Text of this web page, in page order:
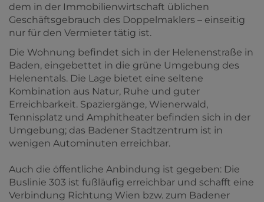
dem in der Immobilienwirtschaft üblichen
Geschäftsgebrauch des Doppelmaklers – einseitig
nur für den Vermieter tätig ist.
Die Wohnung befindet sich in der Helenenstraße in
Baden, eingebettet in die grüne Umgebung des
Helenentals. Die Lage bietet eine seltene
Kombination aus Natur, Ruhe und guter
Erreichbarkeit. Spaziergänge, Wienerwald,
Tennisplatz und Amphitheater befinden sich in der
Umgebung; das Badener Stadtzentrum ist in
wenigen Autominuten erreichbar.
Auch die öffentliche Anbindung ist gegeben: Die
Buslinie 303 ist fußläufig erreichbar und schafft eine
Verbindung Richtung Wien bzw. zum Badener